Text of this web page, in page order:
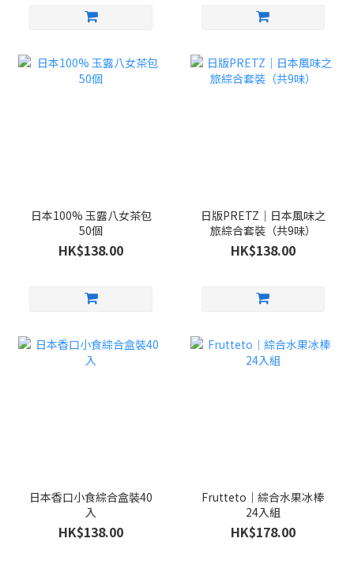
日本100% 玉露八女茶包
50個
HK$138.00
日版PRETZ｜日本風味之
旅綜合套裝（共9味）
HK$138.00
日本香口小食綜合盒裝40
入
HK$138.00
Frutteto｜綜合水果冰棒
24入組
HK$178.00